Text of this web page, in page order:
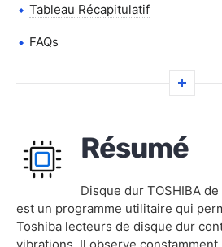
Tableau Récapitulatif
FAQs
Résumé
Disque dur TOSHIBA
est un programme utilitaire qui
Toshiba lecteurs de disque dur